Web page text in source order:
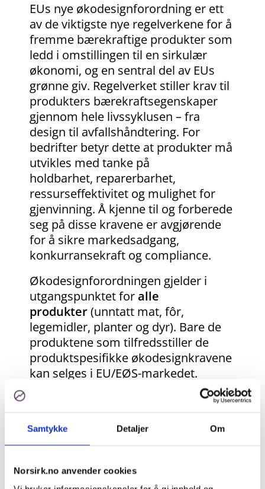
Samtykke Detaljer Om
Norsirk.no anvender cookies
EUs nye økodesignforordning er ett
av de viktigste nye regelverkene for å
fremme bærekraftige produkter som
ledd i omstillingen til en sirkulær
økonomi, og en sentral del av EUs
grønne giv. Regelverket stiller krav til
produkters bærekraftsegenskaper
gjennom hele livssyklusen – fra
design til avfallshåndtering. For
bedrifter betyr dette at produkter må
utvikles med tanke på
holdbarhet, reparerbarhet,
ressurseffektivitet og mulighet for
gjenvinning. Å kjenne til og forberede
seg på disse kravene er avgjørende
for å sikre markedsadgang,
konkurransekraft og compliance.
Økodesignforordningen gjelder i
utgangspunktet foralle
produkter(unntatt mat, fôr,
legemidler, planter og dyr). Bare de
produktene som tilfredsstiller de
produktspesifikke økodesignkravene
kan selges i EU/EØS-markedet.
til ulike typer produkter. De
prioriterte produktgruppene som
ertekstiler, møbler, dekk,